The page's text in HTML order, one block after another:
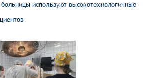
используют высокотехнологичные